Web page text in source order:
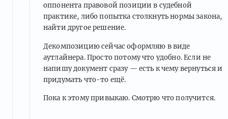
оппонента правовой позиции в судебной
практике, либо попытка столкнуть нормы закона,
найти другое решение.
Декомпозицию сейчас оформляю в виде
аутлайнера. Просто потому что удобно. Если не
напишу документ сразу — есть к чему вернуться и
придумать что-то ещё.
Пока к этому привыкаю. Смотрю что получится.